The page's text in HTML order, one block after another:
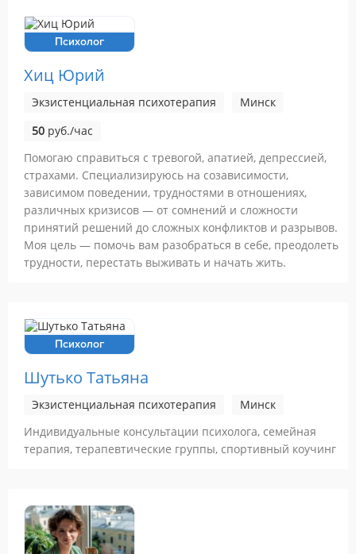
Психолог
Хиц Юрий
Экзистенциальная психотерапия
Минск
50 руб./час
Помогаю справиться с тревогой, апатией, депрессией,
страхами. Специализируюсь на созависимости,
зависимом поведении, трудностями в отношениях,
различных кризисов — от сомнений и сложности
принятий решений до сложных конфликтов и разрывов.
Моя цель — помочь вам разобраться в себе, преодолеть
трудности, перестать выживать и начать жить.
Психолог
Шутько Татьяна
Экзистенциальная психотерапия
Минск
Индивидуальные консультации психолога, семейная
терапия, терапевтические группы, спортивный коучинг